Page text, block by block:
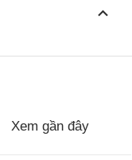
Xem gần đây